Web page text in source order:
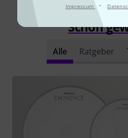
Impressum ·
Schon
Alle Ratgeber